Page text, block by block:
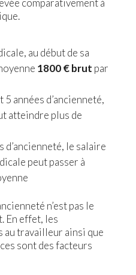
comparativement à
au début de sa
1800 € brut par
5 années d’ancienneté,
atteindre plus de
d’ancienneté, le salaire
peut passer à
n’est pas le
En effet, les
travailleur ainsi que
sont des facteurs